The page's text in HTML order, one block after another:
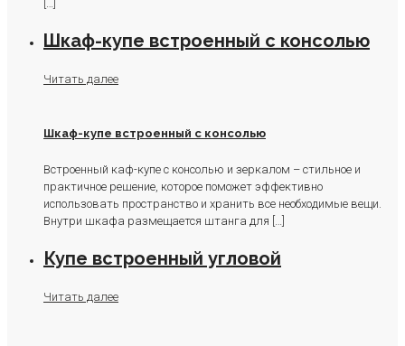
Шкаф-купе встроенный с консолью
Читать далее
Шкаф-купе встроенный с консолью
Встроенный каф-купе с консолью и зеркалом – стильное и
практичное решение, которое поможет эффективно
использовать пространство и хранить все необходимые вещи.
Внутри шкафа размещается штанга для […]
Купе встроенный угловой
Читать далее